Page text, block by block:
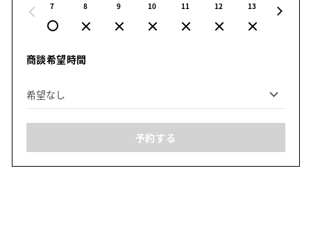
7 8 9 10 11 12 13
商談希望時間
予約する